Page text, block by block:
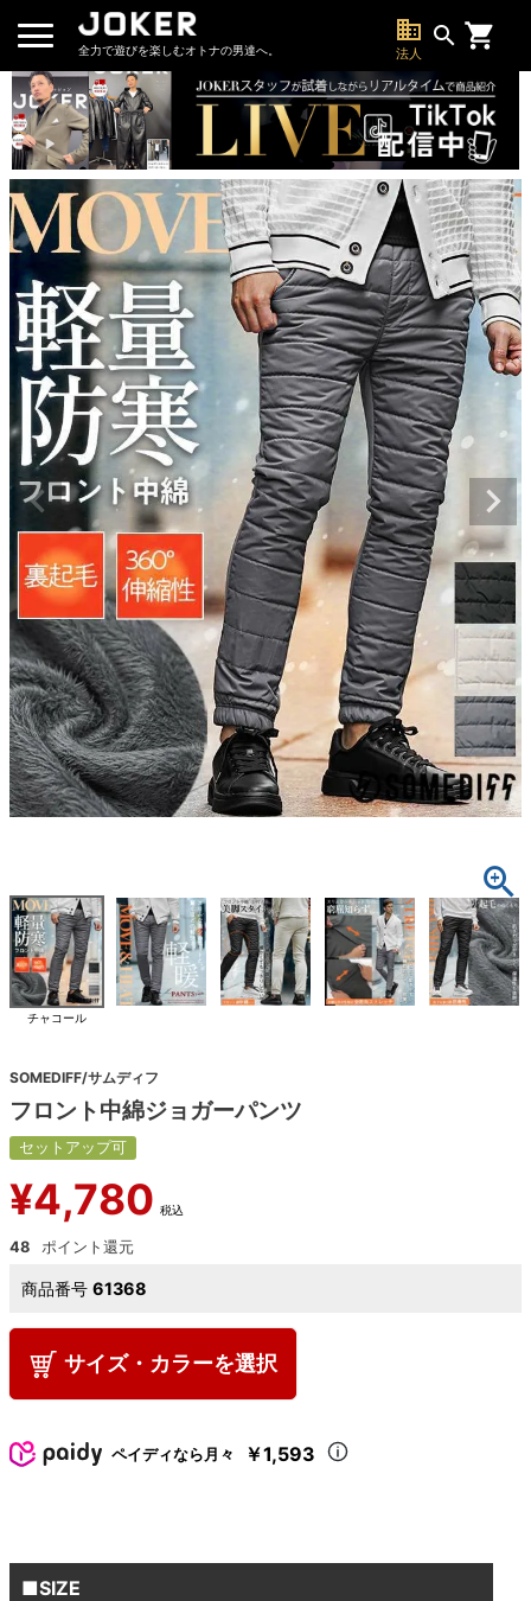
全力で遊びを楽しむオトナの男達へ。
business
法人
search
チャコール
SOMEDIFF/サムディフ
フロント中綿ジョガーパンツ
セットアップ可
¥4,780 税込
48
商品番号 61368
サイズ・カラーを選択
ペイディなら月々 ￥1,593
■SIZE